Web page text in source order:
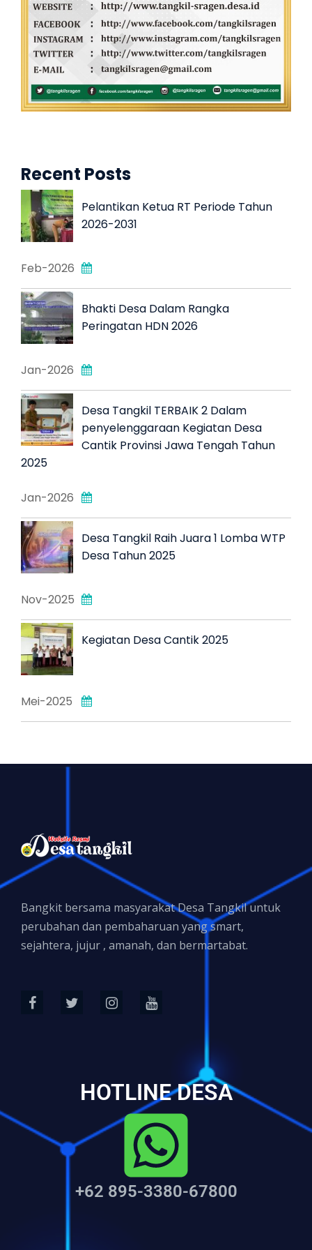
Recent Posts
Pelantikan Ketua RT Periode Tahun
2026-2031
Feb-2026
Bhakti Desa Dalam Rangka
Peringatan HDN 2026
Jan-2026
Desa Tangkil TERBAIK 2 Dalam
penyelenggaraan Kegiatan Desa
Cantik Provinsi Jawa Tengah Tahun
2025
Jan-2026
Desa Tangkil Raih Juara 1 Lomba WTP
Desa Tahun 2025
Nov-2025
Kegiatan Desa Cantik 2025
Mei-2025
Bangkit bersama masyarakat Desa Tangkil untuk
perubahan dan pembaharuan yang smart,
sejahtera, jujur , amanah, dan bermartabat.
HOTLINE DESA
+62 895-3380-67800